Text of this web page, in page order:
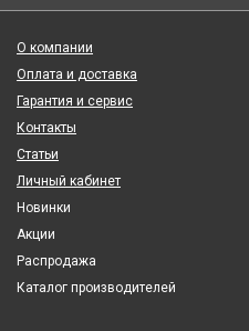
О компании
Оплата и доставка
Гарантия и сервис
Контакты
Статьи
Личный кабинет
Новинки
Акции
Распродажа
Каталог производителей